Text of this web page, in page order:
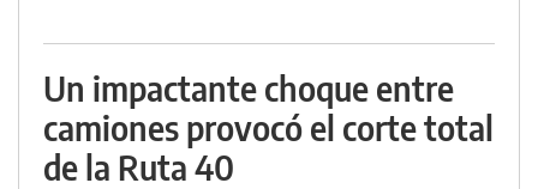
Un impactante choque entre
camiones provocó el corte total
de la Ruta 40